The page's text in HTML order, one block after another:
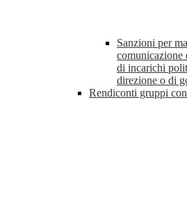
Sanzioni per
comunicazione
di incarichi
direzione o di
Rendiconti gruppi